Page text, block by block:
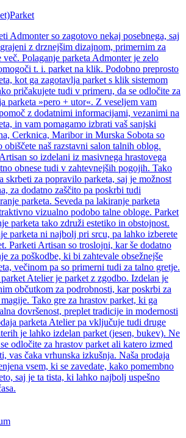
Parket
Admonter so zagotovo nekaj posebnega, saj
z drznejšim dizajnom, primernim za
več. Polaganje parketa Admonter je zelo
t. i. parket na klik. Podobno preprosto
kot ga zagotavlja parket s klik sistemom
pričakujete tudi v primeru, da se odločite za
parketa »pero + utor«. Z veseljem vam
z dodatnimi informacijami, vezanimi na
in vam pomagamo izbrati vaš sanjski
Cerknica, Maribor in Murska Sobota so
naš razstavni salon talnih oblog.
so izdelani iz masivnega hrastovega
obnese tudi v zahtevnejših pogojih. Tako
skrbeti za popravilo parketa, saj je možnost
za dodatno zaščito pa poskrbi tudi
parketa. Seveda pa lakiranje parketa
vizualno podobo talne obloge. Parket
parketa tako združi estetiko in obstojnost.
parketa ni najbolj pri srcu, pa lahko izberete
Parketi Artisan so troslojni, kar še dodatno
za poškodbe, ki bi zahtevale obsežnejše
večinom pa so primerni tudi za talno gretje.
Atelier je parket z zgodbo. Izdelan je
občutkom za podrobnosti, kar poskrbi za
Tako gre za hrastov parket, ki ga
dovršenost, preplet tradicije in modernosti
parketa Atelier pa vključuje tudi druge
je lahko izdelan parket (jesen, bukev). Ne
odločite za hrastov parket ali katero izmed
vas čaka vrhunska izkušnja. Naša prodaja
vsem, ki se zavedate, kako pomembno
saj je ta tista, ki lahko najbolj uspešno